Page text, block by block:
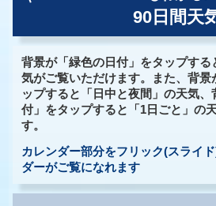
90日間天
背景が「緑色の日付」をタップする
気がご覧いただけます。また、背景
ップすると「日中と夜間」の天気、
付」をタップすると「1日ごと」の
す。
カレンダー部分をフリック(スライ
ダーがご覧になれます